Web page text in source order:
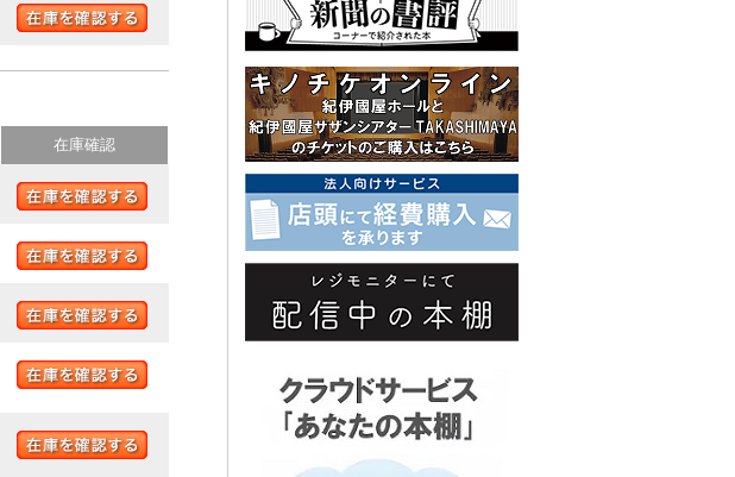
在庫確認